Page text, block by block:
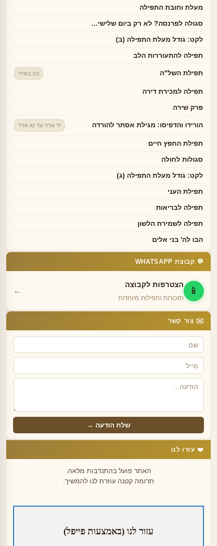
מעלת וחובת התפילה
סגולה לפרנסה? לא רק ביום שלישי…
לקט: גודל מעלת התפילה (ב)
תפילה להתעוררות הלב
תפילת השל"ה כט באייר
תפילה למכירת דירה
פרק שירה
הורידו והדפיסו: מגילת אסתר להורדה יד אדר עד טו אדר
תפילת החפץ חיים
סגולות לחולה
לקט: גודל מעלת התפילה (ג)
תפילת העני
תפילה לבריאות
תפילה לשמירת הלשון
הבו לה' בני אלים
💬 קבוצת WHATSAPP
📱
הצטרפות לקבוצה
תזכורות ותפילות מיוחדות
←
✉️ צור קשר
שלח הודעה →
❤️ עזרו לנו
האתר פועל בהתנדבות מלאה.
תרומה קטנה עוזרת לנו להמשיך.
עזור לנו (באמצעות פייפל)